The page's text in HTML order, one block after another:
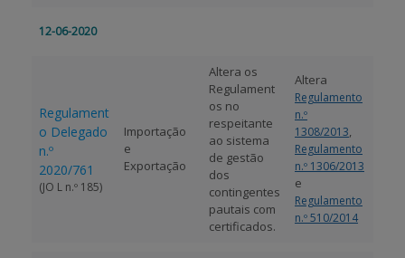
12-06-2020
Regulament
o Delegado
n.º
2020/761
(JO L n.º 185)
Importação
e
Exportação
Altera os
Regulament
os no
respeitante
ao sistema
de gestão
dos
contingentes
pautais com
certificados.
Altera
Regulamento
n.º
1308/2013,
Regulamento
n.º 1306/2013
e
Regulamento
n.º 510/2014